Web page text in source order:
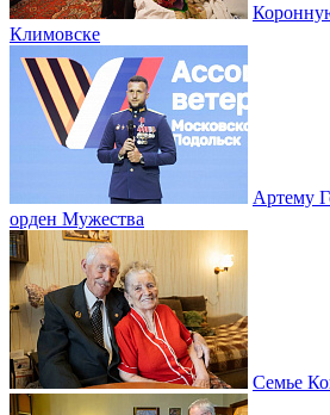
Климовске
Артему
орден Мужества
Семье